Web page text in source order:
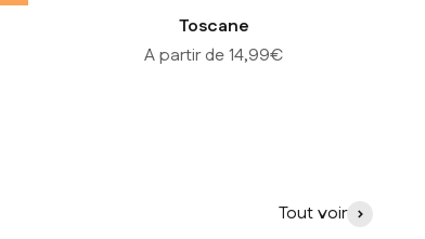
Toscane
Prix de vente
A partir de 14,99€
Tout voir